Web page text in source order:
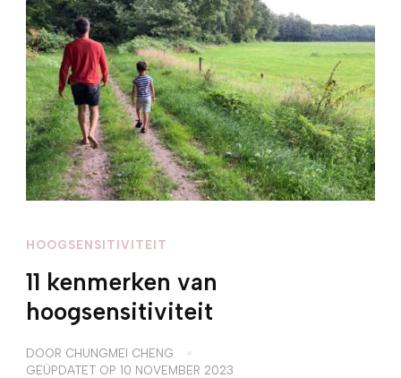
HOOGSENSITIVITEIT
11 kenmerken van
hoogsensitiviteit
DOOR CHUNGMEI CHENG
GEÜPDATET OP 10 NOVEMBER 2023